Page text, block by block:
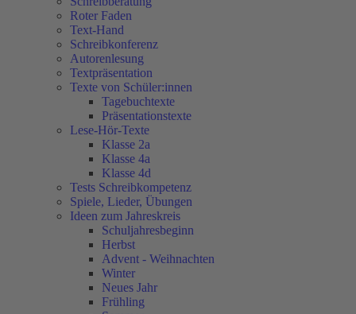
Roter Faden
Text-Hand
Schreibkonferenz
Autorenlesung
Textpräsentation
Texte von Schüler:innen
Tagebuchtexte
Präsentationstexte
Lese-Hör-Texte
Klasse 2a
Klasse 4a
Klasse 4d
Tests Schreibkompetenz
Spiele, Lieder, Übungen
Ideen zum Jahreskreis
Schuljahresbeginn
Herbst
Advent - Weihnachten
Winter
Neues Jahr
Frühling